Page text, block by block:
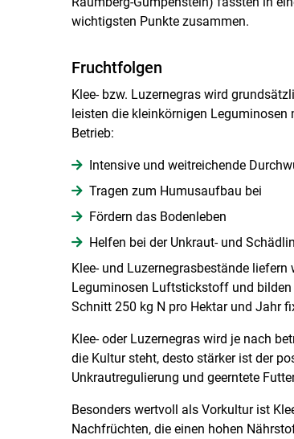
wichtigsten Punkte zusammen.
Fruchtfolgen
Klee- bzw. Luzernegras wird
leisten die kleinkörnigen
Betrieb:
Intensive und weitreichende
Tragen zum Humusaufbau bei
Fördern das Bodenleben
Helfen bei der Unkraut- und
Klee- und Luzernegrasbestände
Leguminosen Luftstickstoff und bilden
Schnitt 250 kg N pro Hektar und Jahr
Klee- oder Luzernegras wird je nach
die Kultur steht, desto stärker ist der
Unkrautregulierung und geerntete
Besonders wertvoll als Vorkultur ist
Nachfrüchten, die einen hohen